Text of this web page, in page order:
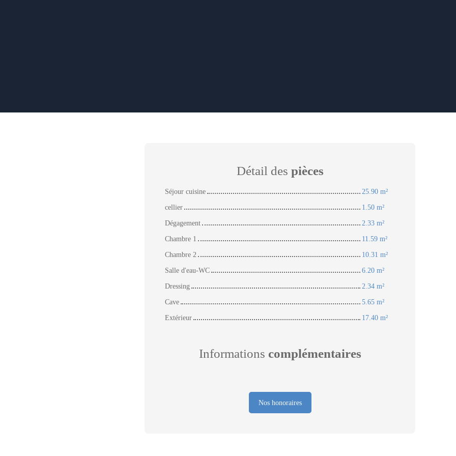
Détail des pièces
Séjour cuisine
25.90 m²
cellier
1.50 m²
Dégagement
2.33 m²
Chambre 1
11.59 m²
Chambre 2
10.31 m²
Salle d'eau-WC
6.20 m²
Dressing
2.34 m²
Cave
5.65 m²
Extérieur
17.40 m²
Informations complémentaires
Nos honoraires